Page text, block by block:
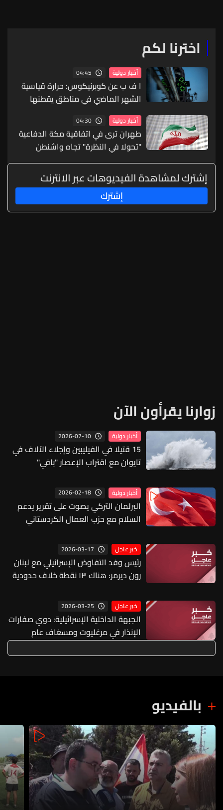
اخترنا لكم
أخبار دولية 04:45
ا ف ب عن كوبرنيكوس: حرارة قياسية
الشهر الماضي في مناطق يقطنها
900 مليون شخص في العالم
أخبار دولية 04:30
طهران ترى في اتفاقية مكة الدفاعية
"تحولا في النظرة" تجاه واشنطن
إشترك لمشاهدة الفيديوهات عبر الانترنت
إشترك
زوارنا يقرأون الآن
أخبار دولية 2026-07-10
15 قتيلا في الفيليبين وإجلاء الآلاف في
تايوان مع اقتراب الإعصار "بافي"
أخبار دولية 2026-02-18
البرلمان التركي يصوت على تقرير يدعم
السلام مع حزب العمال الكردستاني
خبر عاجل 2026-03-17
رئيس وفد التفاوض الإسرائيلي مع لبنان
رون ديرمر: هناك ١٣ نقطة خلاف حدودية
خبر عاجل 2026-03-25
الجبهة الداخلية الإسرائيلية: دوي صفارات
الإنذار في مرغليوت ومسغاف عام
والمنارة بعد رصد مسيرة من لبنان
بالفيديو